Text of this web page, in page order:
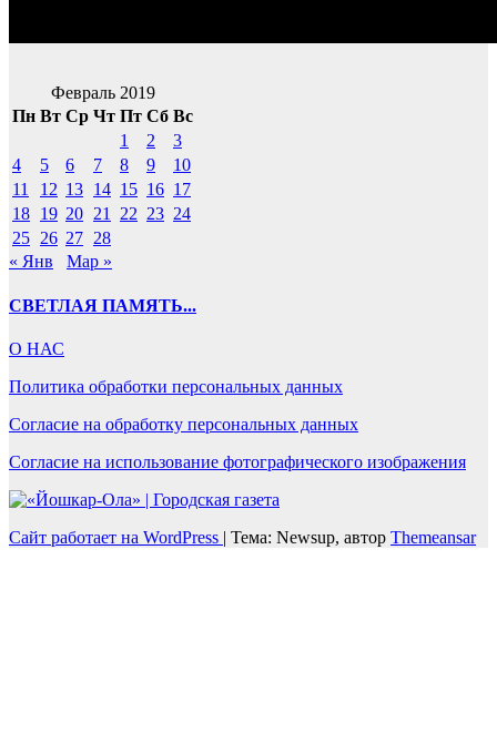
Февраль 2019
Пн Вт Ср Чт Пт Сб Вс
1
2
3
4
5 6 7 8 9
10
11
12 13 14 15 16 17
18 19 20 21 22 23 24
25 26 27 28
« Янв
Мар »
СВЕТЛАЯ ПАМЯТЬ...
О НАС
Политика обработки персональных данных
Согласие на обработку персональных данных
Согласие на использование фотографического изображения
Сайт работает на WordPress | Тема: Newsup, автор Themeansar